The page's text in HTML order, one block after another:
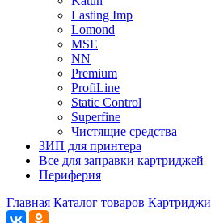
Lasting Imp
Lomond
MSE
NN
Premium
ProfiLine
Static Control
Superfine
Чистящие средства
ЗИП для принтера
Все для заправки картриджей
Периферия
Главная Каталог товаров Картриджи